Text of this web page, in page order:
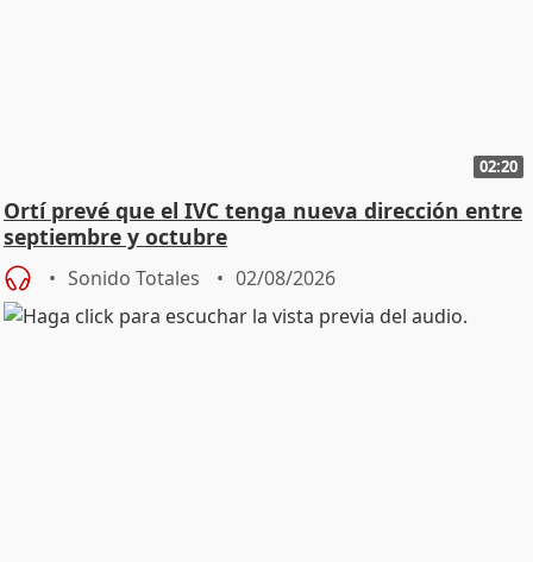
02:20
Ortí prevé que el IVC tenga nueva dirección entre
septiembre y octubre
Sonido Totales 02/08/2026